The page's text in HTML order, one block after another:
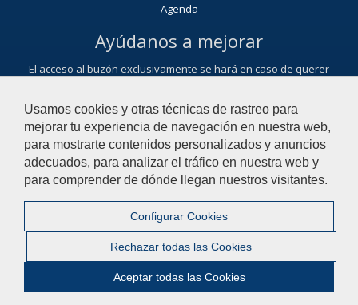
Usamos cookies y otras técnicas de rastreo para
mejorar tu experiencia de navegación en nuestra web,
para mostrarte contenidos personalizados y anuncios
adecuados, para analizar el tráfico en nuestra web y
para comprender de dónde llegan nuestros visitantes.
Configurar Cookies
Rechazar todas las Cookies
Aceptar todas las Cookies
Agenda
Ayúdanos a mejorar
El acceso al buzón exclusivamente se hará en caso de querer
Contacta con nosotros
© 2022 Universidad Pablo de Olavide - Facultad de Ciencias
Aviso Legal |
Configurar cookies